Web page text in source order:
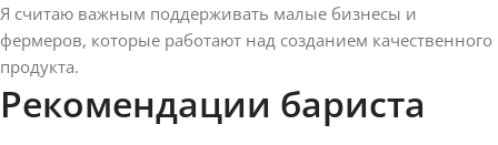
Я считаю важным поддерживать малые бизнесы и
фермеров, которые работают над созданием качественного
продукта.
Рекомендации бариста